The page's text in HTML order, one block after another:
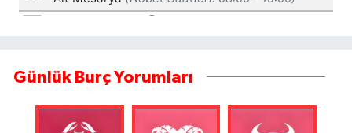
Günlük Burç Yorumları